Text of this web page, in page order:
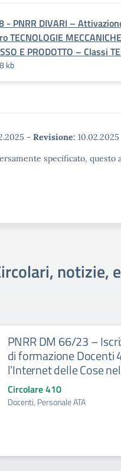
- PNRR DIVARI –
TECNOLOGIE
E PRODOTTO – Classi
kb
- Revisione: 10.02.2025
specificato,
notizie,
PNRR DM 66/23 –
di formazione Docenti
l’Internet delle Cose
Circolare 410
Docenti, Personale ATA